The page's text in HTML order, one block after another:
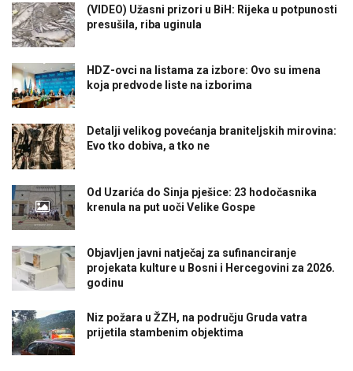
(VIDEO) Užasni prizori u BiH: Rijeka u potpunosti
presušila, riba uginula
HDZ-ovci na listama za izbore: Ovo su imena
koja predvode liste na izborima
Detalji velikog povećanja braniteljskih mirovina:
Evo tko dobiva, a tko ne
Od Uzarića do Sinja pješice: 23 hodočasnika
krenula na put uoči Velike Gospe
Objavljen javni natječaj za sufinanciranje
projekata kulture u Bosni i Hercegovini za 2026.
godinu
Niz požara u ŽZH, na području Gruda vatra
prijetila stambenim objektima